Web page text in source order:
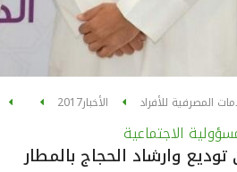
المصرفية للأفراد الأخبار2017
الاجتماعية
وارشاد الحجاج بالمطار